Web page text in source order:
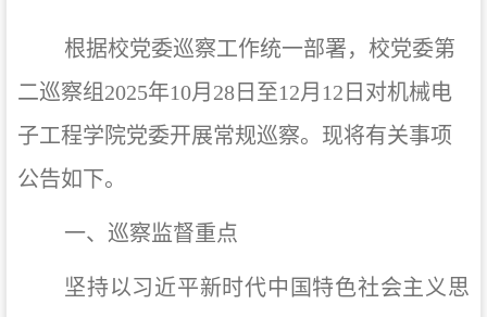
根据校党委巡察工作统一部署，校党委第
二巡察组 2025年10月 28 日 至12月 12 日对机械电
子工程学院党委开展常规巡察。现将有关事项
公告如下。
一、巡察监督重点
坚持以习近平新时代中国特色社会主义思